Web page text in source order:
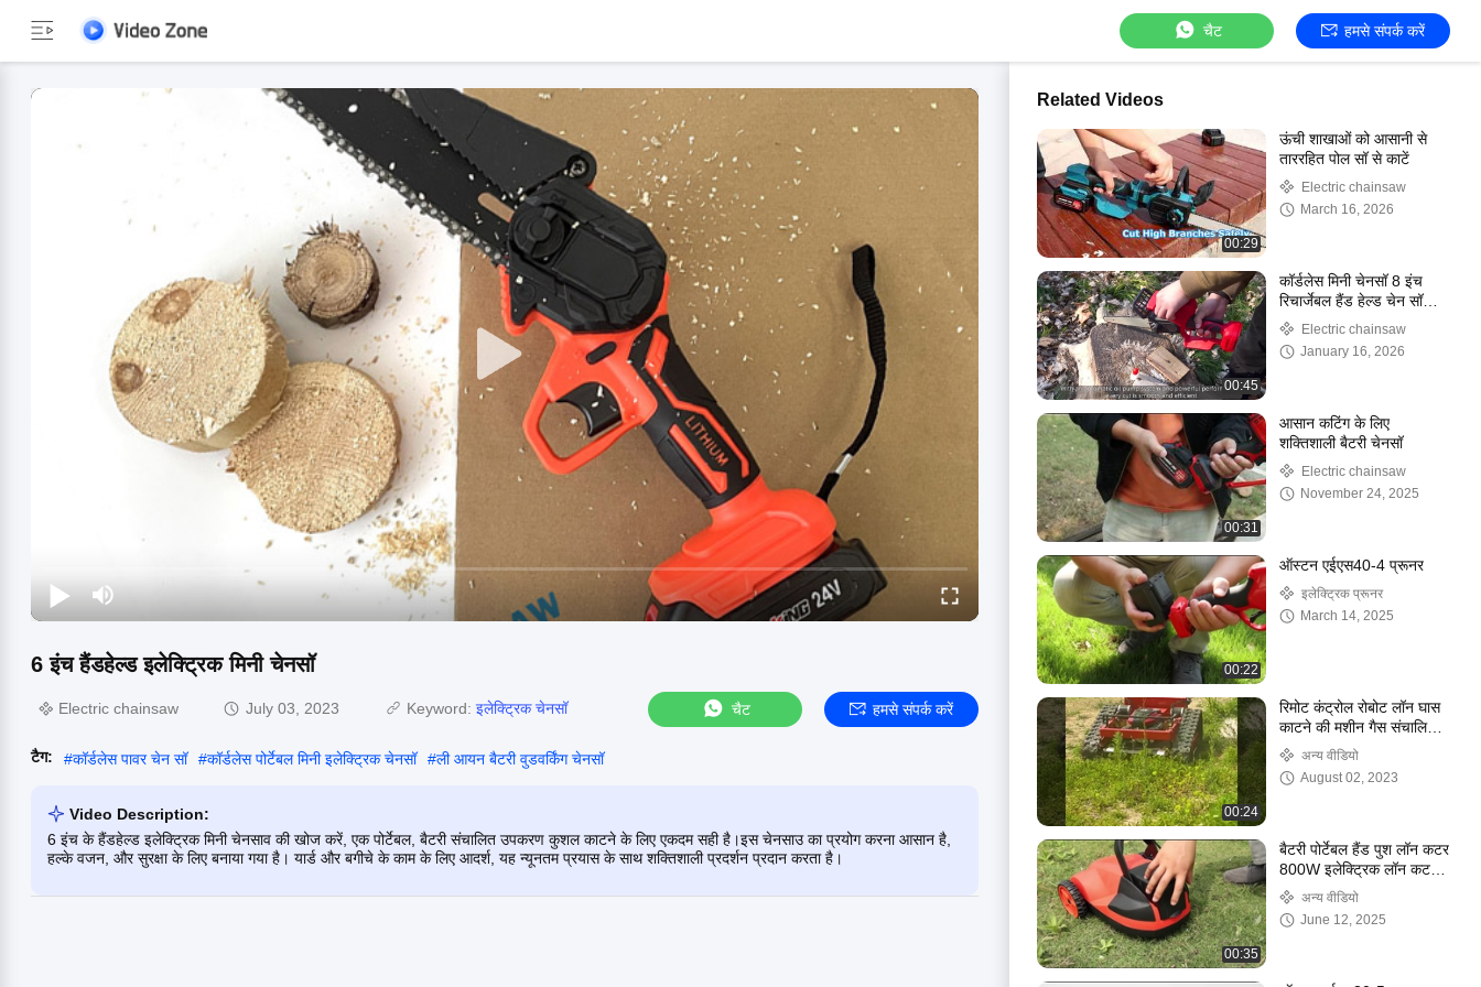
चैट हमसे संपर्क करें
6 इंच हैंडहेल्ड इलेक्ट्रिक मिनी चेनसॉ
Electric chainsaw July 03, 2023 Keyword: इलेक्ट्रिक चेनसॉ चैट हमसे संपर्क करें
टैग: #कॉर्डलेस पावर चेन सॉ #कॉर्डलेस पोर्टेबल मिनी इलेक्ट्रिक चेनसॉ #ली आयन बैटरी वुडवर्किंग चेनसॉ
Video Description:
6 इंच के हैंडहेल्ड इलेक्ट्रिक मिनी चेनसाव की खोज करें, एक पोर्टेबल, बैटरी संचालित उपकरण कुशल काटने के लिए एकदम सही है।इस चेनसाउ का प्रयोग करना आसान है,
हल्के वजन, और सुरक्षा के लिए बनाया गया है। यार्ड और बगीचे के काम के लिए आदर्श, यह न्यूनतम प्रयास के साथ शक्तिशाली प्रदर्शन प्रदान करता है।
Related Videos
00:29
ऊंची शाखाओं को आसानी से
ताररहित पोल सॉ से काटें
Electric chainsaw
March 16, 2026
00:45
कॉर्डलेस मिनी चेनसॉ 8 इंच
रिचार्जेबल हैंड हेल्ड चेन सॉ
मशीन डेमो
Electric chainsaw
January 16, 2026
00:31
आसान कटिंग के लिए
शक्तिशाली बैटरी चेनसॉ
Electric chainsaw
November 24, 2025
00:22
ऑस्टन एईएस40-4 प्रूनर
इलेक्ट्रिक प्रूनर
March 14, 2025
00:24
रिमोट कंट्रोल रोबोट लॉन घास
काटने की मशीन गैस संचालित
190CC बहुउद्देश्यीय
अन्य वीडियो
August 02, 2023
00:35
बैटरी पोर्टेबल हैंड पुश लॉन कटर
800W इलेक्ट्रिक लॉन कटर
गार्डन के लिए
अन्य वीडियो
June 12, 2025